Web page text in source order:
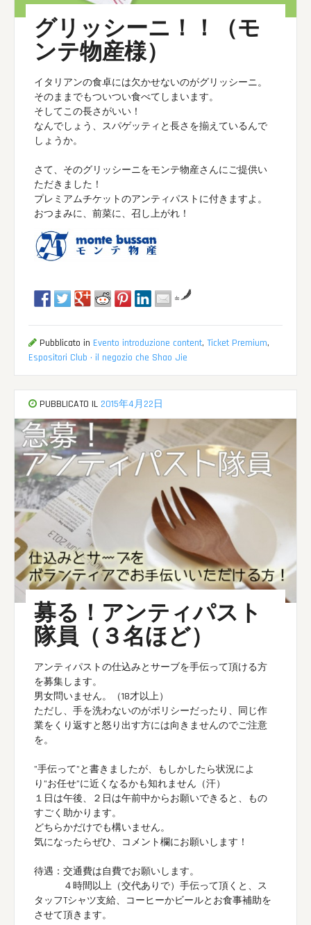
グリッシーニ！！（モ
ンテ物産様）
イタリアンの食卓には欠かせないのがグリッシーニ。
そのままでもついつい食べてしまいます。
そしてこの長さがいい！
なんでしょう、スパゲッティと長さを揃えているんで
しょうか。
さて、そのグリッシーニをモンテ物産さんにご提供い
ただきました！
プレミアムチケットのアンティパストに付きますよ。
おつまみに、前菜に、召し上がれ！
da
Pubblicato in Evento introduzione content,Ticket Premium,
Espositori Club · il negozio che Shao Jie
PUBBLICATO IL 2015年4月22日
募る！アンティパスト
隊員（３名ほど）
アンティパストの仕込みとサーブを手伝って頂ける方
を募集します。
男女問いません。（18才以上）
ただし、手を洗わないのがポリシーだったり、同じ作
業をくり返すと怒り出す方には向きませんのでご注意
を。
”手伝って”と書きましたが、もしかしたら状況によ
り”お任せ”に近くなるかも知れません（汗）
１日は午後、２日は午前中からお願いできると、もの
すごく助かります。
どちらかだけでも構いません。
気になったらぜひ、コメント欄にお願いします！
待遇：交通費は自費でお願いします。
４時間以上（交代ありで）手伝って頂くと、ス
タッフTシャツ支給、コーヒーかビールとお食事補助を
させて頂きます。